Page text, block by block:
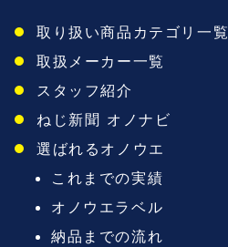
取り扱い商品カテゴリ一覧
取扱メーカー一覧
スタッフ紹介
ねじ新聞 オノナビ
選ばれるオノウエ
これまでの実績
オノウエラベル
納品までの流れ